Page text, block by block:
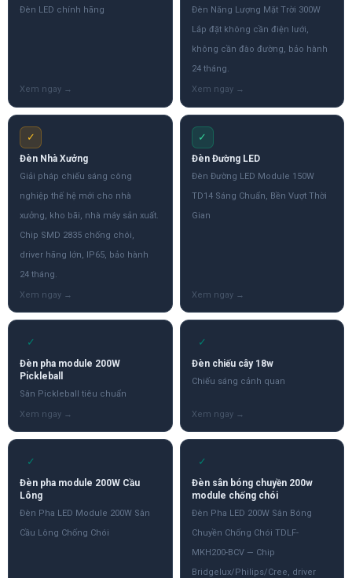
Đèn LED chính hãng
Đèn Năng Lượng Mặt Trời 300W
Lắp đặt không cần điện lưới,
không cần đào đường, bảo hành
24 tháng.
✓
Đèn Nhà Xưởng
Giải pháp chiếu sáng công
nghiệp thế hệ mới cho nhà
xưởng, kho bãi, nhà máy sản xuất.
Chip SMD 2835 chống chói,
driver hãng lớn, IP65, bảo hành
24 tháng.
✓
Đèn Đường LED
Đèn Đường LED Module 150W
TD14 Sáng Chuẩn, Bền Vượt Thời
Gian
✓
Đèn pha module 200W
Pickleball
Sân Pickleball tiêu chuẩn
✓
Đèn chiếu cây 18w
Chiếu sáng cảnh quan
✓
Đèn pha module 200W Cầu
Lông
Đèn Pha LED Module 200W Sân
Cầu Lông Chống Chói
✓
Đèn sân bóng chuyền 200w
module chống chói
Đèn Pha LED 200W Sân Bóng
Chuyền Chống Chói TDLF-
MKH200-BCV — Chip
Bridgelux/Philips/Cree, driver